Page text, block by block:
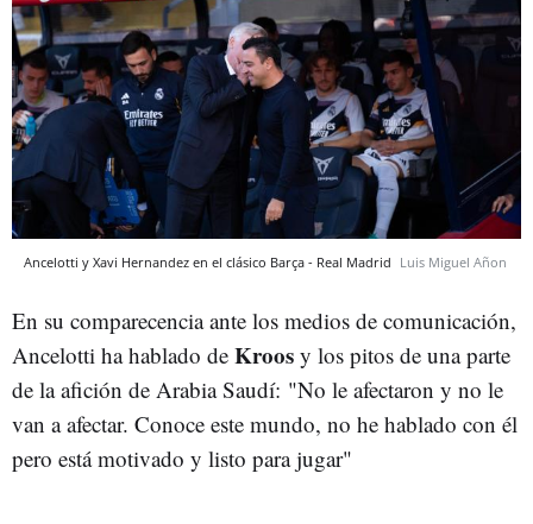
Ancelotti y Xavi Hernandez en el clásico Barça - Real Madrid Luis Miguel Añon
En su comparecencia ante los medios de comunicación,
Ancelotti ha hablado de Kroos y los pitos de una parte
de la afición de Arabia Saudí: "No le afectaron y no le
van a afectar. Conoce este mundo, no he hablado con él
pero está motivado y listo para jugar"